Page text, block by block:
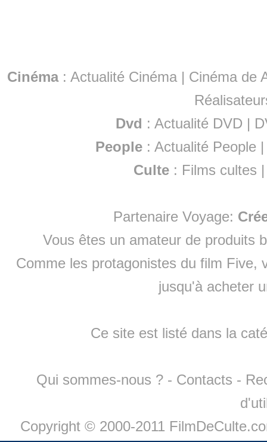
Cinéma: Actualité Cinéma | Cinéma de
Dvd : Actualité DVD |
People :Actualité People
Culte : Films cultes
Partenaire Voyage:
Vous êtes un amateur de produits
Comme les protagonistes du film Five,
jusqu'à acheter
Ce site est listé dans la
Qui sommes-nous ? - Contacts -
Copyright © 2000-2011